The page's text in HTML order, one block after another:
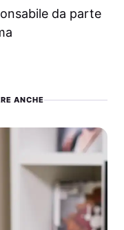
da parte
ANCHE